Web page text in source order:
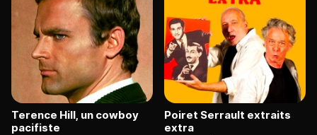
Terence Hill, un cowboy
pacifiste
Poiret Serrault extraits
extra